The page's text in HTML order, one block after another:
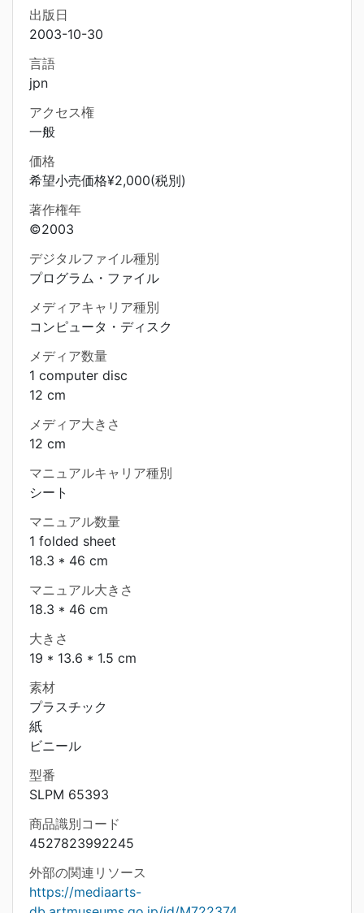
出版日
2003-10-30
言語
jpn
アクセス権
一般
価格
希望小売価格¥2,000(税別)
著作権年
©2003
デジタルファイル種別
プログラム・ファイル
メディアキャリア種別
コンピュータ・ディスク
メディア数量
1 computer disc
12 cm
メディア大きさ
12 cm
マニュアルキャリア種別
シート
マニュアル数量
1 folded sheet
18.3 * 46 cm
マニュアル大きさ
18.3 * 46 cm
大きさ
19 * 13.6 * 1.5 cm
素材
プラスチック
紙
ビニール
型番
SLPM 65393
商品識別コード
4527823992245
外部の関連リソース
https://mediaarts-